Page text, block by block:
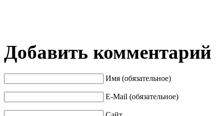
Добавить комментарий
Имя (обязательное)
E-Mail (обязательное)